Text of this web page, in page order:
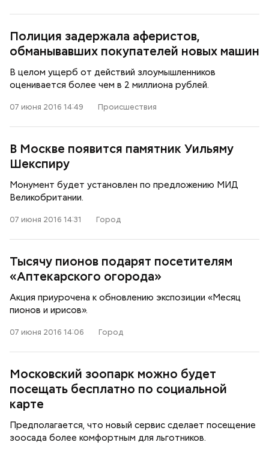
Полиция задержала аферистов,
обманывавших покупателей новых машин
В целом ущерб от действий злоумышленников
оценивается более чем в 2 миллиона рублей.
07 июня 2016 14:49 Происшествия
В Москве появится памятник Уильяму
Шекспиру
Монумент будет установлен по предложению МИД
Великобритании.
07 июня 2016 14:31 Город
Тысячу пионов подарят посетителям
«Аптекарского огорода»
Акция приурочена к обновлению экспозиции «Месяц
пионов и ирисов».
07 июня 2016 14:06 Город
Московский зоопарк можно будет
посещать бесплатно по социальной
карте
Предполагается, что новый сервис сделает посещение
зоосада более комфортным для льготников.